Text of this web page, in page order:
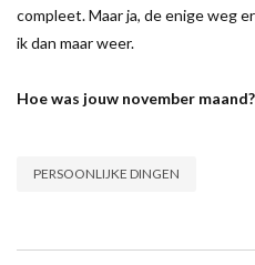
compleet. Maar ja, de enige weg
ik dan maar weer.
Hoe was jouw november maand?
PERSOONLIJKE DINGEN